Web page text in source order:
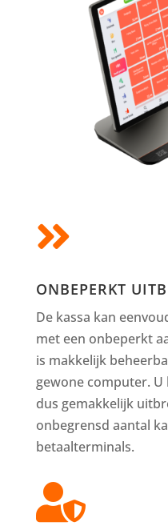

ONBEPERKT
De kassa kan
met een onbeperkt
is makkelijk
gewone computer.
dus gemakkelijk
onbegrensd aantal
betaalterminals.
